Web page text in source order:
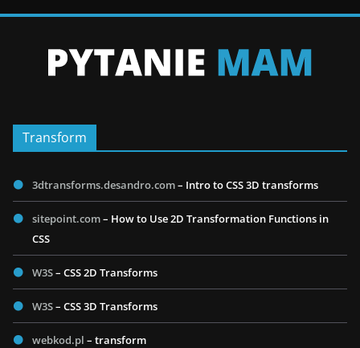
Transform
3dtransforms.desandro.com– Intro to CSS 3D transforms
sitepoint.com– How to Use 2D Transformation Functions in
CSS
W3S– CSS 2D Transforms
W3S– CSS 3D Transforms
webkod.pl – transform